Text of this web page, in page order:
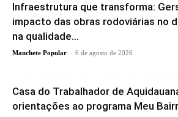
Infraestrutura que transforma:
impacto das obras rodoviárias no
na qualidade...
Manchete Popular - 6 de agosto de 2026
Casa do Trabalhador de
orientações ao programa Meu